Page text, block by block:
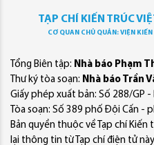
TẠP CHÍ KIẾN TRÚC
CƠ QUAN CHỦ QUẢN: VIỆN
Tổng Biên tập: Nhà báo Phạm
Thư ký tòa soạn: Nhà báo Trần
Giấy phép xuất bản: Số 288/GP -
Tòa soạn: Số 389 phố Đội Cấn -
Bản quyền thuộc về Tạp chí Kiến
lại thông tin từ Tạp chí điện tử